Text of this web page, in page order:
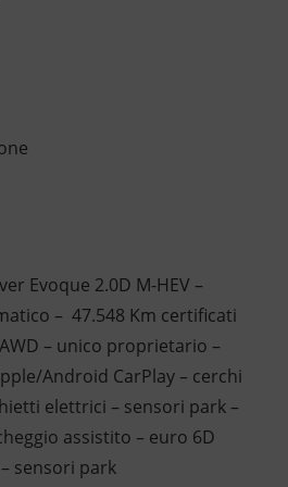
Evoque 2.0D M-HEV –
– 47.548 Km certificati
– unico proprietario –
Android CarPlay – cerchi
elettrici – sensori park –
assistito – euro 6D
sensori park